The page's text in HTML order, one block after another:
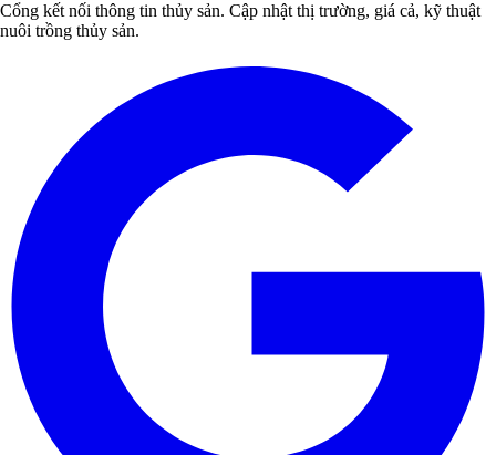
Cổng kết nối thông tin thủy sản. Cập nhật thị trường, giá cả, kỹ thuật
nuôi trồng thủy sản.